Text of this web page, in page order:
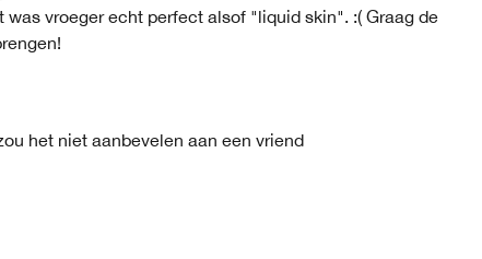
was vroeger echt perfect alsof "liquid skin". :( Graag de
het niet aanbevelen aan een vriend